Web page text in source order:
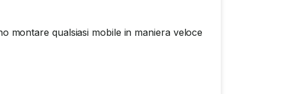
montare qualsiasi mobile in maniera veloce